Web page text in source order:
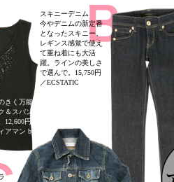
スキニーデニム
今やデニムの新定番
となったスキニー。
レギンス感覚で使え
て重ね着にも大活
躍。ラインの美しさ
で選んで。15,750円
／ECSTATIC
きく万能
＆スパン
12,600円
アマン by